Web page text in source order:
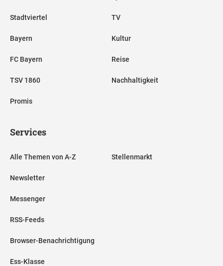
Stadtviertel
Bayern
FC Bayern
TSV 1860
Promis
TV
Kultur
Reise
Nachhaltigkeit
Services
Alle Themen von A-Z
Newsletter
Messenger
RSS-Feeds
Browser-Benachrichtigung
Ess-Klasse
Stellenmarkt